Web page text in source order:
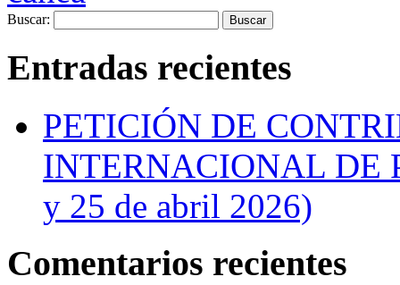
Buscar:
Entradas recientes
PETICIÓN DE
INTERNACIONAL DE
y 25 de abril 2026)
Comentarios recientes